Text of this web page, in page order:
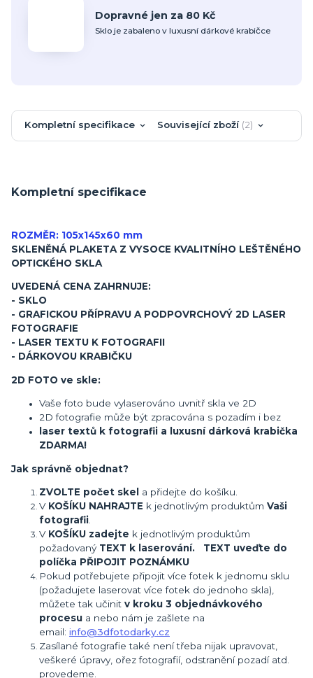
Dopravné jen za 80 Kč
Sklo je zabaleno v luxusní dárkové krabičce
Kompletní specifikace Související zboží 2
Kompletní specifikace
ROZMĚR: 105x145x60 mm
SKLENĚNÁ PLAKETA Z VYSOCE KVALITNÍHO LEŠTĚNÉHO
OPTICKÉHO SKLA
UVEDENÁ CENA ZAHRNUJE:
- SKLO
- GRAFICKOU PŘÍPRAVU A PODPOVRCHOVÝ 2D LASER
FOTOGRAFIE
- LASER TEXTU K FOTOGRAFII
- DÁRKOVOU KRABIČKU
2D FOTO ve skle:
Vaše foto bude vylaserováno uvnitř skla ve 2D
2D fotografie může být zpracována s pozadím i bez
laser textů k fotografii a luxusní dárková krabička
ZDARMA!
Jak správně objednat?
ZVOLTE počet skel
a přidejte do košíku.
V KOŠÍKU NAHRAJTE k jednotlivým produktům Vaši
fotografii.
V KOŠÍKU zadejte k jednotlivým produktům
požadovaný TEXT k laserování. TEXT uveďte do
políčka PŘIPOJIT POZNÁMKU
Pokud potřebujete připojit více fotek k jednomu sklu
(požadujete laserovat více fotek do jednoho skla),
můžete tak učinit v kroku 3 objednávkového
procesu a nebo nám je zašlete na
email: info@3dfotodarky.cz
Zasílané fotografie také není třeba nijak upravovat,
veškeré úpravy, ořez fotografií, odstranění pozadí atd.
provedeme.